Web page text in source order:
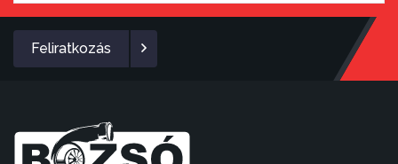
Feliratkozás